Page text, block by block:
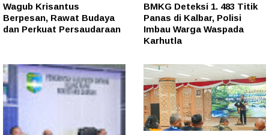
Wagub Krisantus
Berpesan, Rawat Budaya
dan Perkuat Persaudaraan
BMKG Deteksi 1. 483 Titik
Panas di Kalbar, Polisi
Imbau Warga Waspada
Karhutla